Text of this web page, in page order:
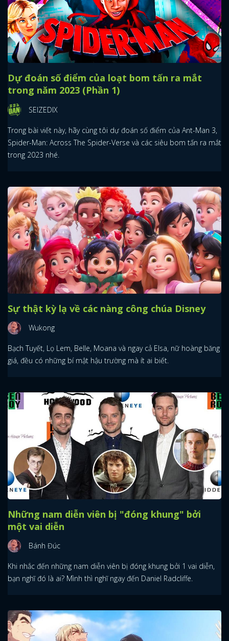
Dự đoán số điểm của loạt bom tấn ra mắt
trong năm 2023 (Phần 1)
SEIZEDIX
Trong bài viết này, hãy cùng tôi dự đoán số điểm của Ant-Man 3,
Spider-Man: Across The Spider-Verse và các siêu bom tấn ra mắt
trong 2023 nhé.
Sự thật kỳ lạ về các nàng công chúa Disney
Wukong
Bạch Tuyết, Lọ Lem, Belle, Moana và ngay cả Elsa, nữ hoàng băng
giá, đều có những bí mật hậu trường mà ít ai biết.
Những nam diễn viên bị "đóng khung" bởi
một vai diễn
Bánh Đúc
Khi nhắc đến những nam diễn viên bị đóng khung bởi 1 vai diễn,
bạn nghĩ đó là ai? Mình thì nghĩ ngay đến Daniel Radcliffe.